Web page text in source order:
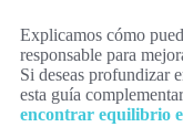
Explicamos cómo
responsable para
Si deseas profundizar
esta guía
encontrar equilibrio